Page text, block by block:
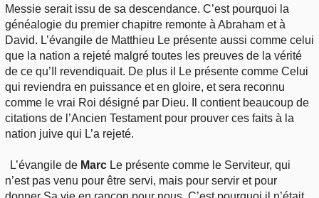
Messie serait issu de sa descendance. C’est pourquoi la
généalogie du premier chapitre remonte à Abraham et à
David. L’évangile de Matthieu Le présente aussi comme celui
que la nation a rejeté malgré toutes les preuves de la vérité
de ce qu’Il revendiquait. De plus il Le présente comme Celui
qui reviendra en puissance et en gloire, et sera reconnu
comme le vrai Roi désigné par Dieu. Il contient beaucoup de
citations de l’Ancien Testament pour prouver ces faits à la
nation juive qui L’a rejeté.
L’évangile de Marc Le présente comme le Serviteur, qui
n’est pas venu pour être servi, mais pour servir et pour